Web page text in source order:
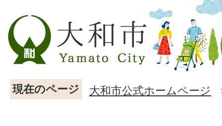
現在のページ 大和市公式ホームページ